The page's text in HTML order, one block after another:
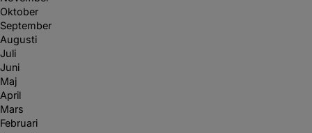
Oktober
September
Augusti
Juli
Juni
Maj
April
Mars
Februari